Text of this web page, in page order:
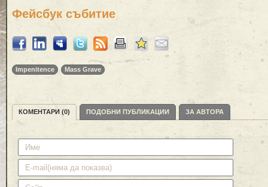
Фейсбук събитие
Impenitence Mass Grave
КОМЕНТАРИ (0) ПОДОБНИ ПУБЛИКАЦИИ ЗА АВТОРА